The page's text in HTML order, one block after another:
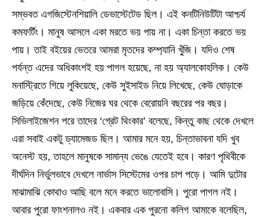
সম্ভবত এগজিস্টেনশিয়ালি ডেভাস্টেটেড ছিল। এই কনটিনিউটিটা আশ্চর্য
কমফর্টিং। মানুষ আসলে একা মরতে ভয় পায় না। একা চিন্তা করতে ভয়
পায়। তাই বইয়ের ভেতরে আমরা মৃতদের কম্প্যানি খুঁজি। যদিও শেষ
পর্যন্ত এদের অধিকাংশই হয় পাগল হয়েছে, না হয় অ্যালকোহলিক। কেউ
মনাস্ট্রিতে গিয়ে লুকিয়েছে, কেউ সুইসাইড নিয়ে লিখেছে, কেউ ঘোড়াকে
জড়িয়ে কেঁদেছে, কেউ নিজের ঘর থেকে বেরোয়নি বছরের পর বছর।
সিভিলাইজেশন পরে তাদের ‘গ্রেট থিংকার’ বলেছে, কিন্তু কাছ থেকে দেখলে
এরা সবাই একটু ড্যামেজড ছিল। আমার মনে হয়, চিন্তাভাবনা যদি খুব
অনেস্ট হয়, তাহলে মানুষকে সামান্য ভেঙে যেতেই হবে। কারণ পৃথিবীকে
দীর্ঘদিন নির্ভুলভাবে দেখলে নার্ভাস সিস্টেমের ওপর চাপ পড়ে। আমি দুটোর
মাঝামাঝি কোথাও আছি বলে মনে করতে ভালোবাসি। পুরো পাগল নই।
আবার পুরো ফাংশনালও নই। একবার এক পুরনো কলিগ আমাকে বলেছিল,